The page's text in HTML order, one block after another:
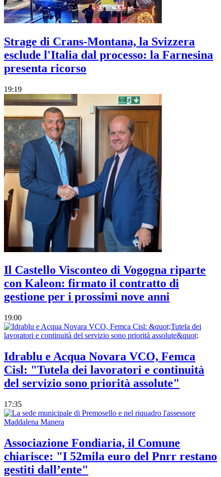
Strage di Crans-Montana, la Svizzera
esclude l'Italia dal processo: la Farnesina
presenta ricorso
19:19
Il Castello Visconteo di Vogogna riparte
con Kaleon: firmato il contratto di
gestione per i prossimi nove anni
19:00
Idrablu e Acqua Novara VCO, Femca
Cisl: "Tutela dei lavoratori e continuità
del servizio sono priorità assolute"
17:35
Associazione Fondiaria, il Comune
chiarisce: "I 52mila euro del Pnrr restano
gestiti dall’ente"